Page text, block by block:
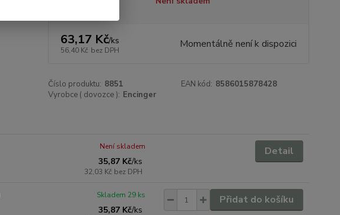
63,17 Kč/ks
56,40 Kč bez DPH Momentálně není k dispozici
Číslo produktu: 8851 EAN kód: 8586015878428
Vyrobce ( dovozce ): Encinger
35,87 Kč/ks
32,03 Kč bez DPH
Není skladem Detail
35,87 Kč/ks
Skladem 29 ks Přidat do košíku